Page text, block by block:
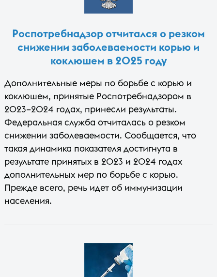
Роспотребнадзор отчитался о резком
снижении заболеваемости корью и
коклюшем в 2025 году
Дополнительные меры по борьбе с корью и
коклюшем, принятые Роспотребнадзором в
2023–2024 годах, принесли результаты.
Федеральная служба отчиталась о резком
снижении заболеваемости. Сообщается, что
такая динамика показателя достигнута в
результате принятых в 2023 и 2024 годах
дополнительных мер по борьбе с корью.
Прежде всего, речь идет об иммунизации
населения.